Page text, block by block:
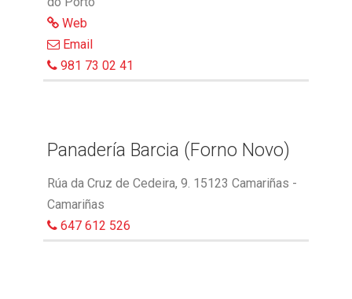
Web
Email
981 73 02 41
Panadería Barcia (Forno Novo)
Rúa da Cruz de Cedeira, 9. 15123 Camariñas -
Camariñas
647 612 526